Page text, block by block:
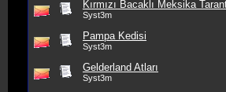
Kırmızı Bacaklı Meksika
Syst3m
Pampa Kedisi
Syst3m
Gelderland Atları
Syst3m